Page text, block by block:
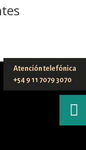
Atención telefónica
+54 9 11 7079 3070
